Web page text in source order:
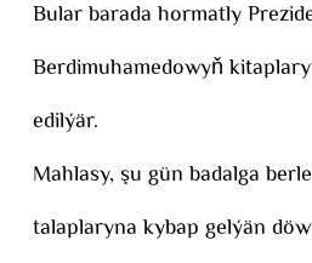
Bular barada hormatly
Berdimuhamedowyň
edilýär.
Mahlasy, şu gün badalga
talaplaryna kybap gelýän